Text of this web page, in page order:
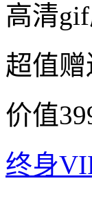
高清
超值赠
价值
终身